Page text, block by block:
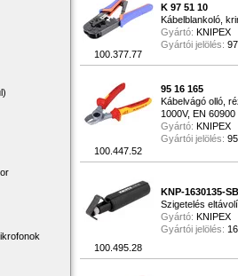
100.377.77
K 97 51 10
Kábelblankoló,
Gyártó: KNIPEX
Gyártói jelölés:
100.447.52
95 16 165
Kábelvágó olló,
1000V, EN 60900
Gyártó: KNIPEX
Gyártói jelölés:
100.495.28
KNP-1630135-SB
Szigetelés
Gyártó: KNIPEX
Gyártói jelölés: